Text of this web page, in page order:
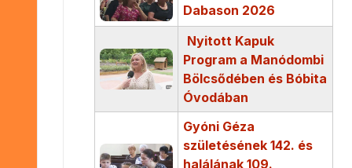
Dabason 2026
Nyitott Kapuk
Program a Manódombi
Bölcsődében és Bóbita
Óvodában
Gyóni Géza
születésének 142. és
halálának 109.